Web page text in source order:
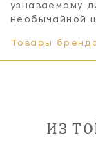
узнаваемому
необычайной
Товары
ИЗ